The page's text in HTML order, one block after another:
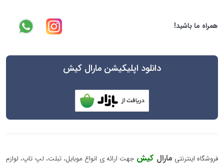
همراه ما باشید!
دانلود اپلیکیشن مارال کیش
فروشگاه اینترنتی مارال کیش جهت ارائه ی انواع موبایل، تبلت، لپ تاپ، لوازم